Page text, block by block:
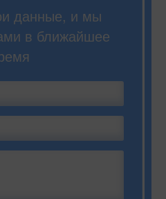
данные, и мы
в ближайшее